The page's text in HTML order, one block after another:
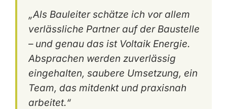
„Als Bauleiter schätze ich vor allem
verlässliche Partner auf der Baustelle
– und genau das ist Voltaik Energie.
Absprachen werden zuverlässig
eingehalten, saubere Umsetzung, ein
Team, das mitdenkt und praxisnah
arbeitet.“